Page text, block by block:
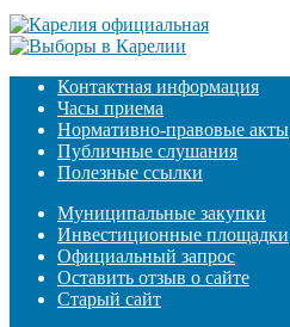
Контактная информация
Часы приема
Нормативно-правовые акты
Публичные слушания
Полезные ссылки
Муниципальные закупки
Инвестиционные площадки
Официальный запрос
Оставить отзыв о сайте
Старый сайт